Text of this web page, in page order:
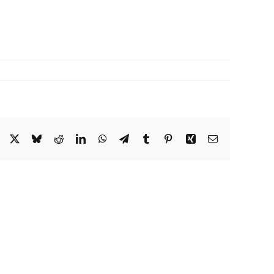
Facebook
X BlueskyRedditLinkedInWhatsApp
TelegramTumblr PinterestXing Email